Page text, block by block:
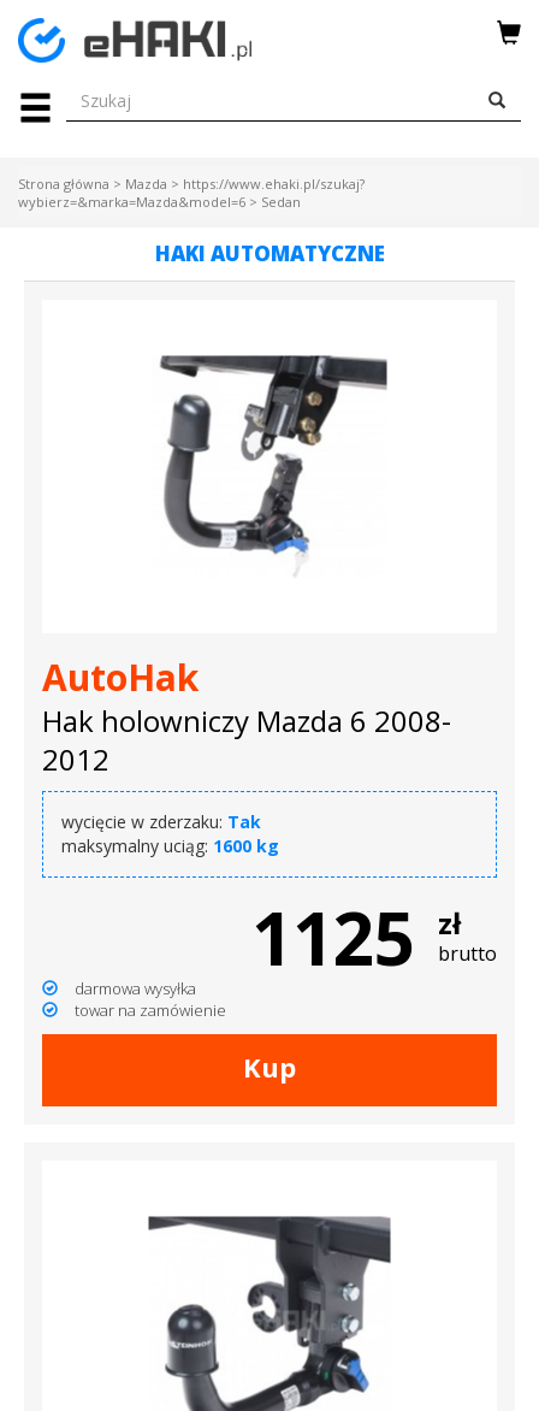
Menu
HAKI
WIĄZKI
SPORTOWE
Turystyka
Przyczepy
samochodowe
Kontakt
Strona główna > Mazda > https://www.ehaki.pl/szukaj?
wybierz=&marka=Mazda&model=6 > Sedan
HAKI AUTOMATYCZNE
AutoHak
Hak holowniczy Mazda 6 2008-
2012
wycięcie w zderzaku: Tak
maksymalny uciąg: 1600 kg
1125 zł
brutto
darmowa wysyłka
towar na zamówienie
Kup